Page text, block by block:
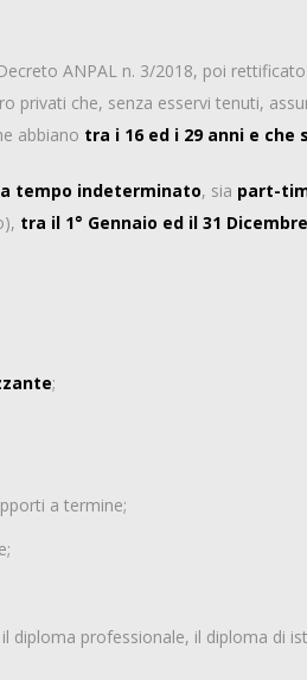
ANPAL n. 3/2018, poi
privati che, senza esservi tenuti,
abbiano tra i 16 ed i 29 anni e
tempo indeterminato, sia part-
tra il 1° Gennaio ed il 31
;
a termine;
diploma professionale, il diploma di